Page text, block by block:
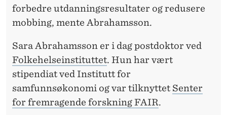
forbedre utdanningsresultater og redusere
mobbing, mente Abrahamsson.
Sara Abrahamsson er i dag postdoktor ved
Folkehelseinstituttet. Hun har vært
stipendiat ved Institutt for
samfunnsøkonomi og var tilknyttet Senter
for fremragende forskning FAIR.